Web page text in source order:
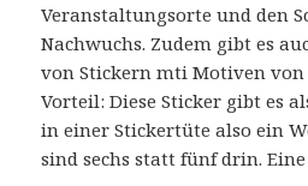
Veranstaltungsorte und den
Nachwuchs. Zudem gibt es
von Stickern mti Motiven von
Vorteil: Diese Sticker gibt es
in einer Stickertüte also ein
sind sechs statt fünf drin.